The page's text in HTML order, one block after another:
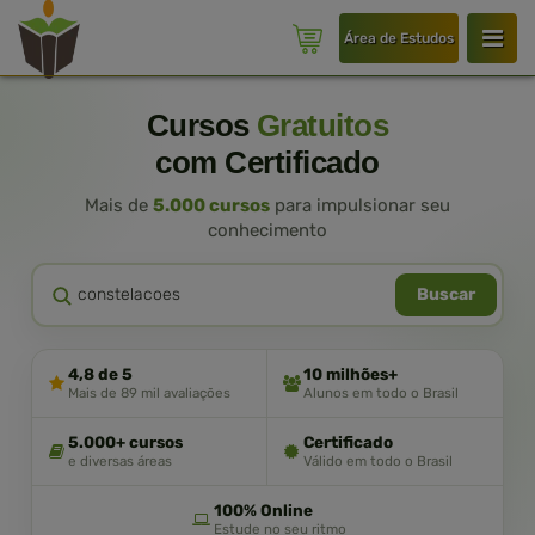
Área de Estudos
Cursos Gratuitos
com Certificado
Mais de 5.000 cursos para impulsionar seu
conhecimento
Buscar
4,8 de 5
Mais de 89 mil avaliações
10 milhões+
Alunos em todo o Brasil
5.000+ cursos
e diversas áreas
Certificado
Válido em todo o Brasil
100% Online
Estude no seu ritmo